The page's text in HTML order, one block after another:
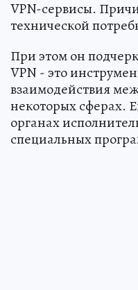
VPN-сервисы.
технической
При этом он
VPN - это
взаимодействия
некоторых сферах.
органах
специальных